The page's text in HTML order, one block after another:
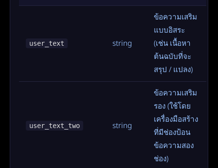
user_text string
ข้อความเสริม
แบบอิสระ
(เช่น เนื้อหา
ต้นฉบับที่จะ
สรุป / แปลง)
user_text_two string
ข้อความเสริม
รอง (ใช้โดย
เครื่องมือสร้าง
ที่มีช่องป้อน
ข้อความสอง
ช่อง)